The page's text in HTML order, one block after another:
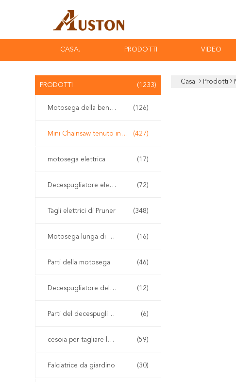
CASA. PRODOTTI VIDEO
PRODOTTI (1233)
Motosega della benzina (126)
Mini Chainsaw tenuto in mano (427)
motosega elettrica (17)
Decespugliatore elettrico (72)
Tagli elettrici di Pruner (348)
Motosega lunga di Palo (16)
Parti della motosega (46)
Decespugliatore della benzina (12)
Parti del decespugliatore (6)
cesoia per tagliare le siepi senza cordone (59)
Falciatrice da giardino (30)
Casa Prodotti